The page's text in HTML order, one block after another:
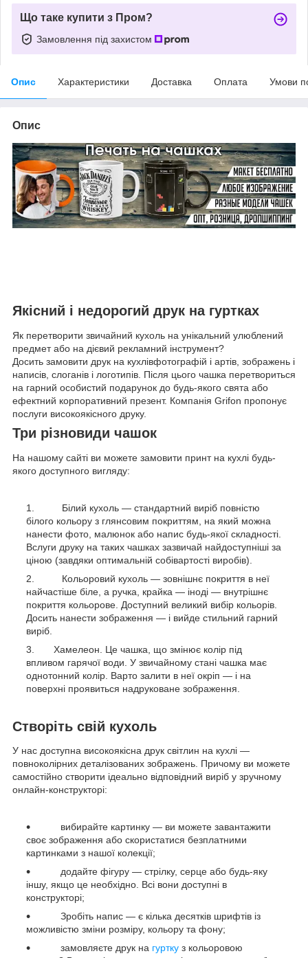
Що таке купити з Пром?
Замовлення під захистом
Опис Характеристики Доставка Оплата Умови
Опис
Якісний і недорогий друк на гуртках
Як перетворити звичайний кухоль на унікальний улюблений
предмет або на дієвий рекламний інструмент?
Досить замовити друк на кухлівфотографій і артів, зображень і
написів, слоганів і логотипів. Після цього чашка перетвориться
на гарний особистий подарунок до будь-якого свята або
ефектний корпоративний презент. Компанія Grifon пропонує
послуги високоякісного друку.
Три різновиди чашок
На нашому сайті ви можете замовити принт на кухлі будь-
якого доступного вигляду:
Білий кухоль — стандартний виріб повністю
білого кольору з глянсовим покриттям, на який можна
нанести фото, малюнок або напис будь-якої складності.
Вслуги друку на таких чашках зазвичай найдоступніші за
ціною (завдяки оптимальній собівартості виробів).
Кольоровий кухоль — зовнішнє покриття в неї
найчастіше біле, а ручка, крайка — іноді — внутрішнє
покриття кольорове. Доступний великий вибір кольорів.
Досить нанести зображення — і вийде стильний гарний
виріб.
Хамелеон. Це чашка, що змінює колір під
впливом гарячої води. У звичайному стані чашка має
однотонний колір. Варто залити в неї окріп — і на
поверхні проявиться надруковане зображення.
Створіть свій кухоль
У нас доступна високоякісна друк світлин на кухлі —
повноколірних деталізованих зображень. Причому ви можете
самостійно створити ідеально відповідний виріб у зручному
онлайн-конструкторі:
вибирайте картинку — ви можете завантажити
своє зображення або скористатися безплатними
картинками з нашої колекції;
додайте фігуру — стрілку, серце або будь-яку
іншу, якщо це необхідно. Всі вони доступні в
конструкторі;
Зробіть напис — є кілька десятків шрифтів із
можливістю зміни розміру, кольору та фону;
замовляєте друк на гуртку з кольоровою